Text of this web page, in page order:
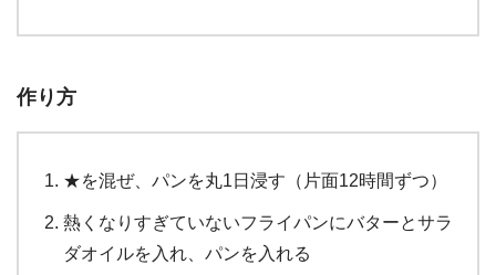
作り方
★を混ぜ、パンを丸1日浸す（片面12時間ずつ）
熱くなりすぎていないフライパンにバターとサラ
ダオイルを入れ、パンを入れる